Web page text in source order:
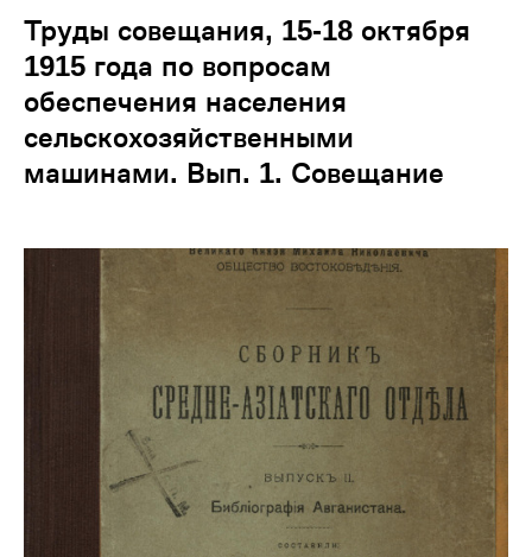
Труды совещания, 15-18 октября
1915 года по вопросам
обеспечения населения
сельскохозяйственными
машинами. Вып. 1. Совещание